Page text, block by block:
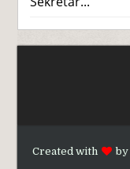
Created with by